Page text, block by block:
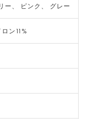
ー、 ピンク、 グレー
ン11%